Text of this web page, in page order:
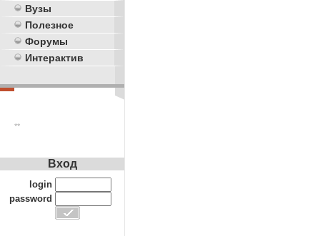
Вузы
Полезное
Форумы
Интерактив
**
Вход
login
password